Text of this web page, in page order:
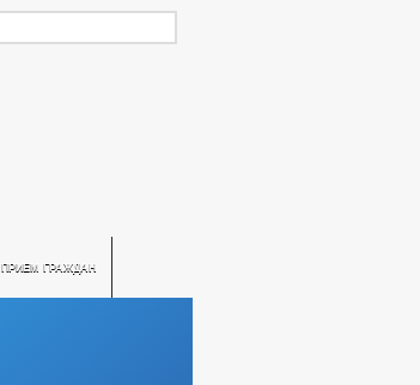
ПРИЕМ ГРАЖДАН